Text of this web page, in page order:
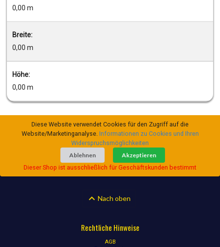
0,00 m
Breite:
0,00 m
Höhe:
0,00 m
Diese Website verwendet Cookies für den Zugriff auf die
Website/Marketinganalyse. Informationen zu Cookies und Ihren
Widerspruchsmöglichkeiten
Ablehnen
Akzeptieren
Dieser Shop ist ausschließlich für Geschäftskunden bestimmt
Nach oben
Rechtliche Hinweise
AGB